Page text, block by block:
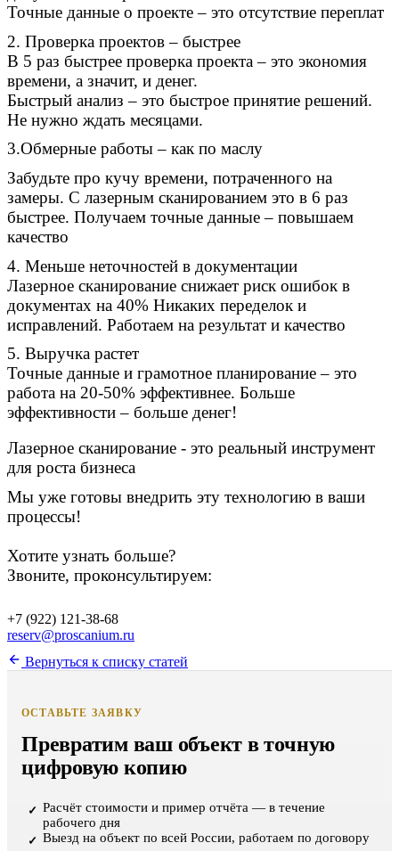
Точные данные о проекте – это отсутствие переплат
2. Проверка проектов – быстрее
В 5 раз быстрее проверка проекта – это экономия
времени, а значит, и денег.
Быстрый анализ – это быстрое принятие решений.
Не нужно ждать месяцами.
3.Обмерные работы – как по маслу
Забудьте про кучу времени, потраченного на
замеры. С лазерным сканированием это в 6 раз
быстрее. Получаем точные данные – повышаем
качество
4. Меньше неточностей в документации
Лазерное сканирование снижает риск ошибок в
документах на 40% Никаких переделок и
исправлений. Работаем на результат и качество
5. Выручка растет
Точные данные и грамотное планирование – это
работа на 20-50% эффективнее. Больше
эффективности – больше денег!
Лазерное сканирование - это реальный инструмент
для роста бизнеса
Мы уже готовы внедрить эту технологию в ваши
процессы!
Хотите узнать больше?
Звоните, проконсультируем:
+7 (922) 121-38-68
reserv@proscanium.ru
Вернуться к списку статей
ОСТАВЬТЕ ЗАЯВКУ
Превратим ваш объект в точную
цифровую копию
✓ Расчёт стоимости и пример отчёта — в течение
рабочего дня
✓ Выезд на объект по всей России, работаем по договору